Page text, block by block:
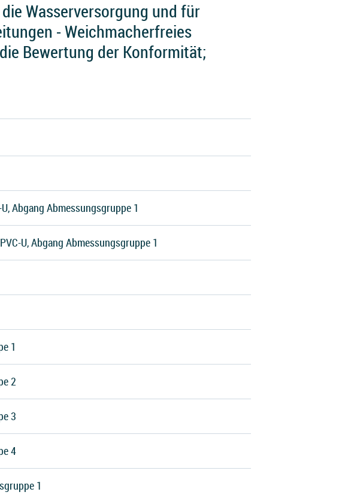
Wasserversorgung und für
- Weichmacherfreies
Bewertung der Konformität;
Abgang Abmessungsgruppe 1
U, Abgang Abmessungsgruppe 1
1
2
3
4
1